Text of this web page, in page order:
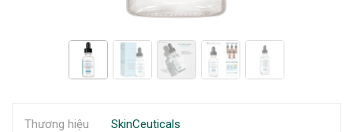
Thương hiệu SkinCeuticals